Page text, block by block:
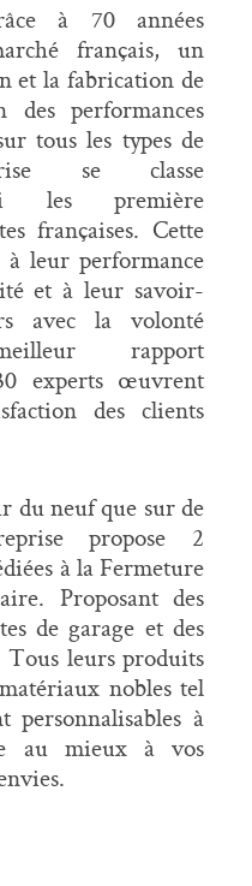
à 70 années
français, un
et la fabrication de
des performances
tous les types de
se classe
les première
françaises. Cette
à leur performance
et à leur savoir-
avec la volonté
rapport
experts œuvrent
des clients
du neuf que sur de
propose 2
à la Fermeture
Proposant des
de garage et des
Tous leurs produits
nobles tel
personnalisables à
au mieux à vos